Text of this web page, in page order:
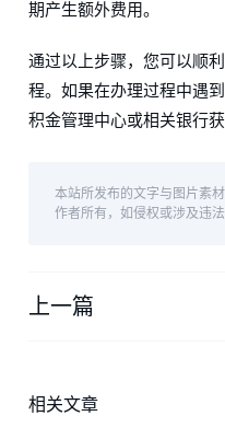
期产生额外费用。
通过以上步骤，您可以顺
程。如果在办理过程中遇
积金管理中心或相关银行获
本站所发布的文字与图片素
作者所有，如侵权或涉及违
上一篇
相关文章